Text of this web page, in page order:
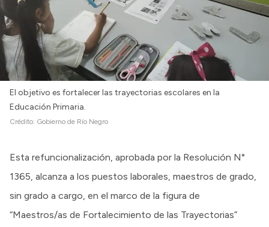
El objetivo es fortalecer las trayectorias escolares en la
Educación Primaria.
Crédito: Gobierno de Río Negro
Esta refuncionalización, aprobada por la Resolución N°
1365, alcanza a los puestos laborales, maestros de grado,
sin grado a cargo, en el marco de la figura de
“Maestros/as de Fortalecimiento de las Trayectorias”